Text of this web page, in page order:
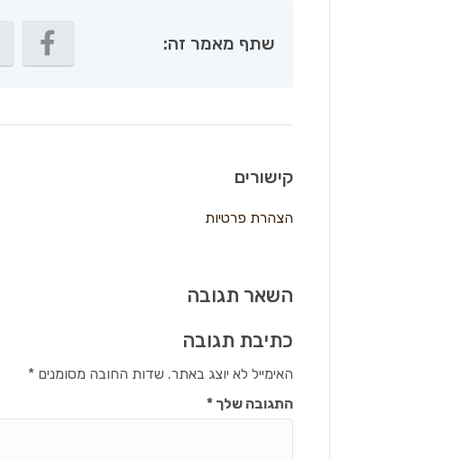
שתף מאמר זה:
קישורים
הצהרת פרטיות
השאר תגובה
כתיבת תגובה
האימייל לא יוצג באתר. שדות החובה מסומנים*
התגובה שלך*